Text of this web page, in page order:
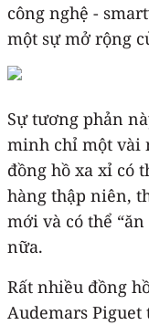
công nghệ -
một sự mở rộng
Sự tương phản
minh chỉ một vài
đồng hồ xa xỉ có
hàng thập niên,
mới và có thể
nữa.
Rất nhiều đồng
Audemars